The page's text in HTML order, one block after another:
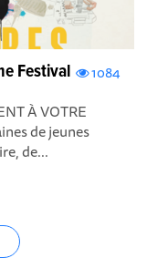
1084
Festival
À VOTRE
de jeunes
de...